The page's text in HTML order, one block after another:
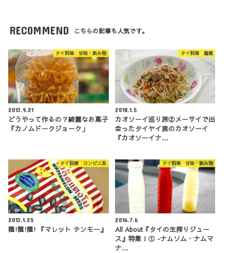
RECOMMEND こちらの記事も人気です。
タイ料理 甘味・飲み物
2013.9.21
どうやって作るの？綺麗なお菓子
『カノムドークジョーク」
タイ料理 麺類
2018.1.5
カオソーイ巡り旅②メーサイで出
会ったタイヤイ族のカオソーイ
『カオソーイナ…
タイ料理 コンビニ系
2013.1.25
種!種!種! 『マレット テンモー』
タイ料理 甘味・飲み物
2016.7.6
All About『タイの生搾りジュー
ス』特集！① -ナムソム・ナムマ
ナ…